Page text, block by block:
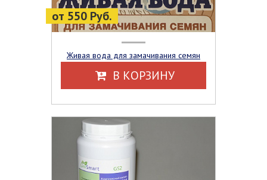
от 550 Руб.
Живая вода для замачивания семян
В КОРЗИНУ